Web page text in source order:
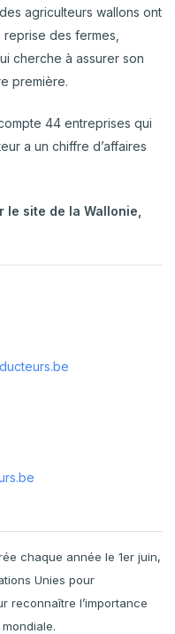
agriculteurs wallons ont
des fermes,
cherche à assurer son
première.
44 entreprises qui
a un chiffre d’affaires
le site de la Wallonie,
chaque année le 1er juin,
Unies pour
reconnaître l’importance